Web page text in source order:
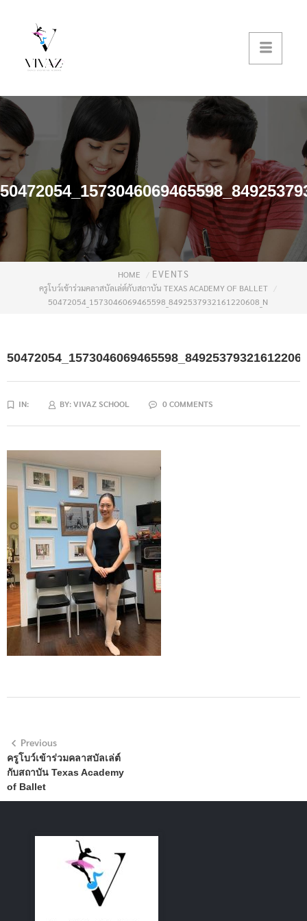
HOME EVENTS
ครูโบว์เข้าร่วมคลาสบัลเล่ต์กับสถาบัน TEXAS ACADEMY OF BALLET
50472054_1573046069465598_8492537932161220608_N
IN: BY:VIVAZ SCHOOL 0 COMMENTS
Previous
ครูโบว์เข้าร่วมคลาสบัลเล่ต์
กับสถาบัน Texas Academy
of Ballet